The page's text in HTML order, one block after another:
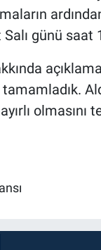
günü saat
olmasını